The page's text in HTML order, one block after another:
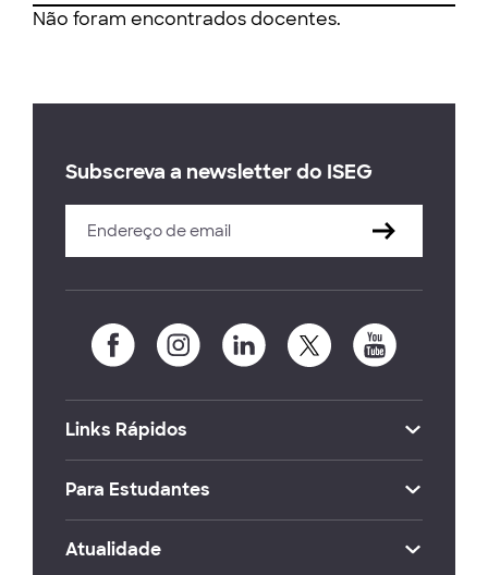
Não foram encontrados docentes.
Subscreva a newsletter do ISEG
Links Rápidos
Para Estudantes
Atualidade